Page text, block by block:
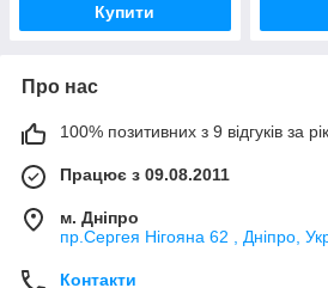
Купити
Про нас
100% позитивних з 9 відгуків за рік
Працює з 09.08.2011
м. Дніпро
пр.Сергея Нігояна 62 , Дніпро,
Контакти